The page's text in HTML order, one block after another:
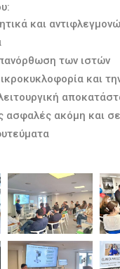
και
των ιστών
και
ασφαλές ακόμη και